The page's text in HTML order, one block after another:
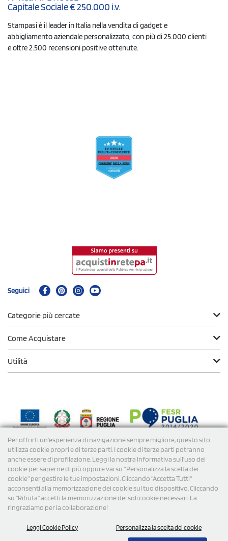
Per offrirti un'esperienza di navigazione sempre migliore, questo sito
utilizza cookie propri e di terze parti. I cookie di terze parti potranno
anche essere di profilazione. Leggi la nostra Informativa sull’uso dei
cookie per saperne di più oppure vai su “Personalizza la scelta dei
cookie” per gestire le tue impostazioni. Cliccando "Accetta Tutti"
acconsenti alla memorizzazione dei cookie sul tuo dispositivo. Cliccando
su "Rifiuta" accetti la memorizzazione dei soli cookie necessari. La
ringraziamo per la collaborazione!
Leggi Cookie Policy Personalizza la scelta dei cookie
Capitale Sociale € 250.000 i.v.
Stampasi è il leader in Italia nella vendita di gadget e
abbigliamento aziendale personalizzato, con più di 25.000 clienti
e oltre 2.500 recensioni positive ottenute.
Seguici
Categorie più cercate
Come Acquistare
Utilità
Modalità diPagamento
Spedizioni